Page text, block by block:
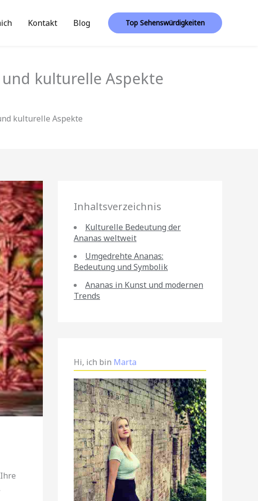
Kontakt Blog Top Sehenswürdigkeiten
kulturelle Aspekte
kulturelle Aspekte
Inhaltsverzeichnis
Kulturelle Bedeutung der
Ananas weltweit
Umgedrehte Ananas:
Bedeutung und Symbolik
Ananas in Kunst und modernen
Trends
Hi, ich bin Marta